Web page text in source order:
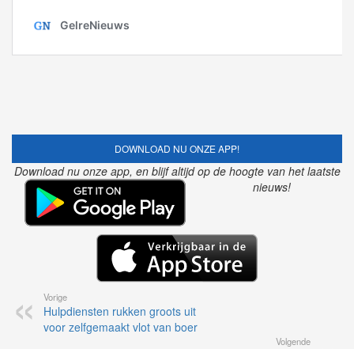
DOWNLOAD NU ONZE APP!
Download nu onze app, en blijf altijd op de hoogte van het laatste